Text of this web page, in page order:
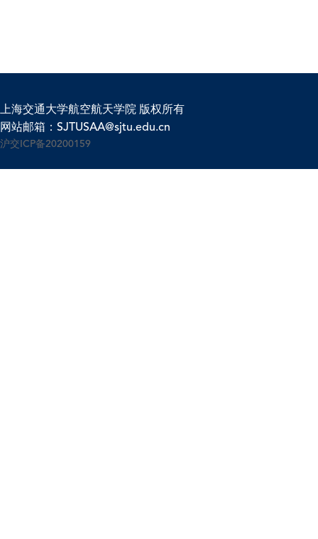
上海交通大学航空航天学院 版权所有
网站邮箱：SJTUSAA@sjtu.edu.cn
沪交ICP备20200159